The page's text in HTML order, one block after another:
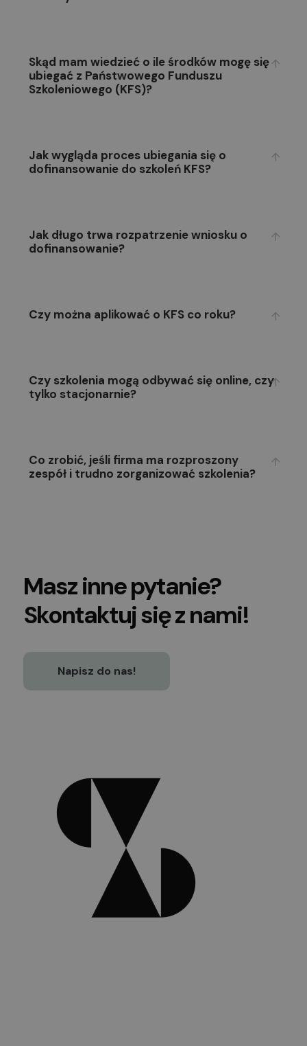
Skąd mam wiedzieć o ile środków mogę się
ubiegać z Państwowego Funduszu
Szkoleniowego (KFS)?
Jak wygląda proces ubiegania się o
dofinansowanie do szkoleń KFS?
Jak długo trwa rozpatrzenie wniosku o
dofinansowanie?
Czy można aplikować o KFS co roku?
Czy szkolenia mogą odbywać się online, czy
tylko stacjonarnie?
Co zrobić, jeśli firma ma rozproszony
zespół i trudno zorganizować szkolenia?
Masz inne pytanie?
Skontaktuj się z nami!​
Napisz do nas!